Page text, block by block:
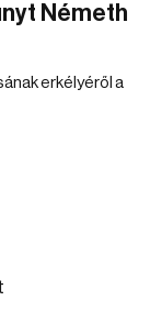
Németh
erkélyéről a